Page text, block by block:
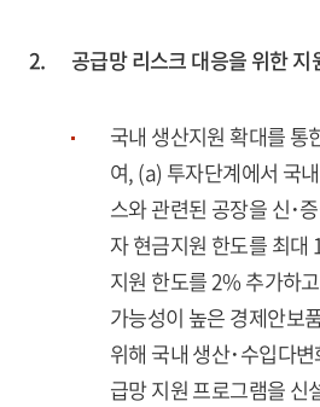
2. 공급망 리스크 대응을 위한 지
국내 생산지원 확대를 통
여, (a) 투자단계에서 국
스와 관련된 공장을 신･
자 현금지원 한도를 최
지원 한도를 2% 추가하
가능성이 높은 경제안보
위해 국내 생산･수입다
급망 지원 프로그램을 신